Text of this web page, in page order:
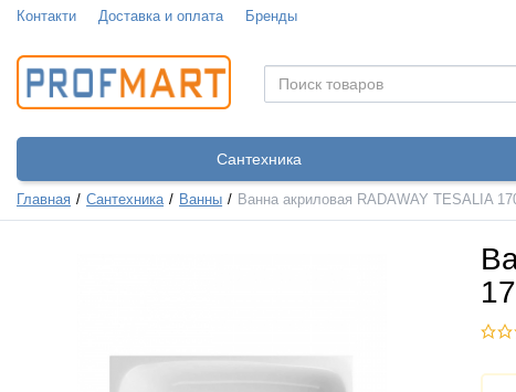
Контакти Доставка и оплата Бренды
Сантехника
Главная Сантехника Ванны Ванна акриловая RADAWAY TESALIA